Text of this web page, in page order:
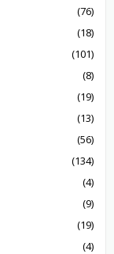
(76)
(18)
(101)
(8)
(19)
(13)
(56)
(134)
(4)
(9)
(19)
(4)